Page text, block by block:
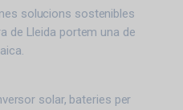
solucions sostenibles
de Lleida portem una de
solar, bateries per